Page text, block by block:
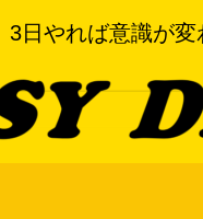
3日やれば意識が